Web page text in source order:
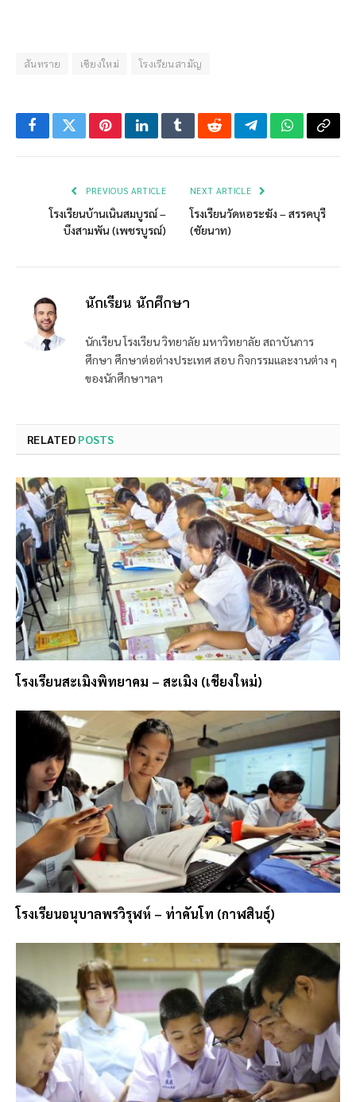
สันทราย เชียงใหม่ โรงเรียนสามัญ
FacebookTwitterPinterestLinkedInTumblrRedditTelegramWhatsApp
Copy
PREVIOUS ARTICLE
โรงเรียนบ้านเนินสมบูรณ์ –
บึงสามพัน (เพชรบูรณ์)
NEXT ARTICLE
โรงเรียนวัดหอระฆัง – สรรคบุรี
(ชัยนาท)
นักเรียน นักศึกษา
นักเรียน โรงเรียน วิทยาลัย มหาวิทยาลัย สถาบันการ
ศึกษา ศึกษาต่อต่างประเทศ สอบ กิจกรรมและงานต่าง ๆ
ของนักศึกษาฯลฯ
RELATED POSTS
โรงเรียนสะเมิงพิทยาคม – สะเมิง (เชียงใหม่)
โรงเรียนอนุบาลพรวิรุฬห์ – ท่าคันโท (กาฬสินธุ์)